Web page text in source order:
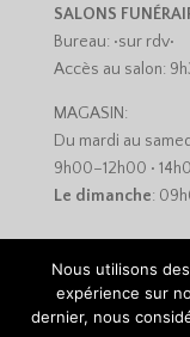
SALONS
Bureau: •sur rdv•
Accès au salon:
MAGASIN:
Du mardi au
9h00–12h00 •
Le dimanche:
Nous utilisons
expérience sur
dernier, nous